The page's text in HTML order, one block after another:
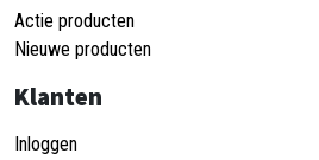
Actie producten
Nieuwe producten
Klanten
Inloggen